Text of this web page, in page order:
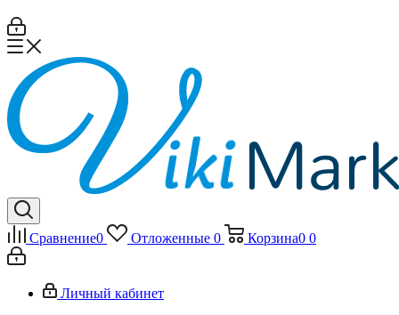
Сравнение0 Отложенные 0 Корзина0 0
Личный кабинет